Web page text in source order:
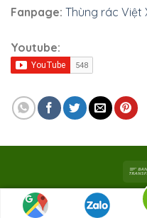
Fanpage: Thùng rác Việt
Youtube:
Bản quyền 2026 © Viet